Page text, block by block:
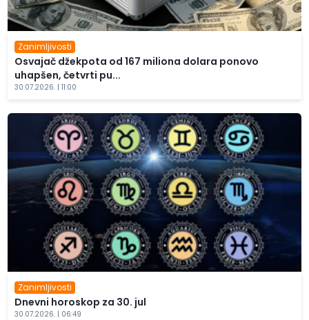
Zanimljivosti
Osvajač džekpota od 167 miliona dolara ponovo
uhapšen, četvrti pu...
30.07.2026. | 11:00
Zanimljivosti
Dnevni horoskop za 30. jul
30.07.2026. | 06:49